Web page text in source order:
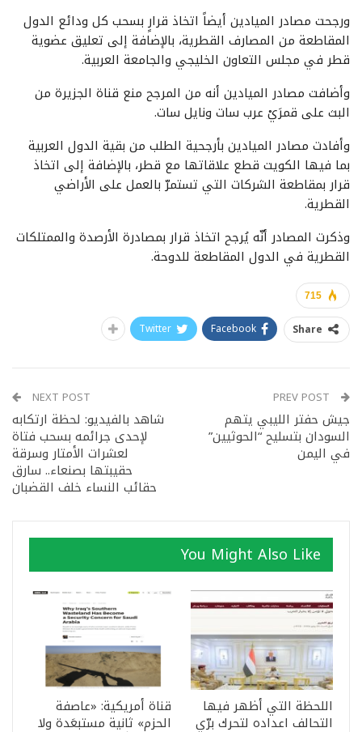
ورجحت مصادر الميادين أيضاً اتخاذ قرارٍ بسحب كل ودائع الدول
المقاطعة من المصارف القطرية، بالإضافة إلى تعليق عضوية
قطر في مجلس التعاون الخليجي والجامعة العربية.
وأضافت مصادر الميادين أنه من المرجح منع قناة الجزيرة من
البث على قمرَيْ عرب سات ونايل سات.
وأفادت مصادر الميادين بأرجحية الطلب من بقية الدول العربية
بما فيها الكويت قطع علاقاتها مع قطر، بالإضافة إلى اتخاذ
قرار بمقاطعة الشركات التي تستمرّ بالعمل على الأراضي
القطرية.
وذكرت المصادر أنّه يُرجح اتخاذ قرار بمصادرة الأرصدة والممتلكات
القطرية في الدول المقاطعة للدوحة.
715
Share
Facebook
Twitter
جيش حفتر الليبي يتهم
السودان بتسليح “الحوثيين”
في اليمن
NEXT POST
شاهد بالفيديو: لحظة ارتكابه
لإحدى جرائمه بسحب فتاة
لعشرات الأمتار وسرقة
حقيبتها بصنعاء.. سارق
حقائب النساء خلف القضبان
You Might Also Like
اللحظة التي أظهر فيها
التحالف اعداده لتحرك برّي
قناة أمريكية: «عاصفة
الحزم» ثانية مستبعَدة ولا